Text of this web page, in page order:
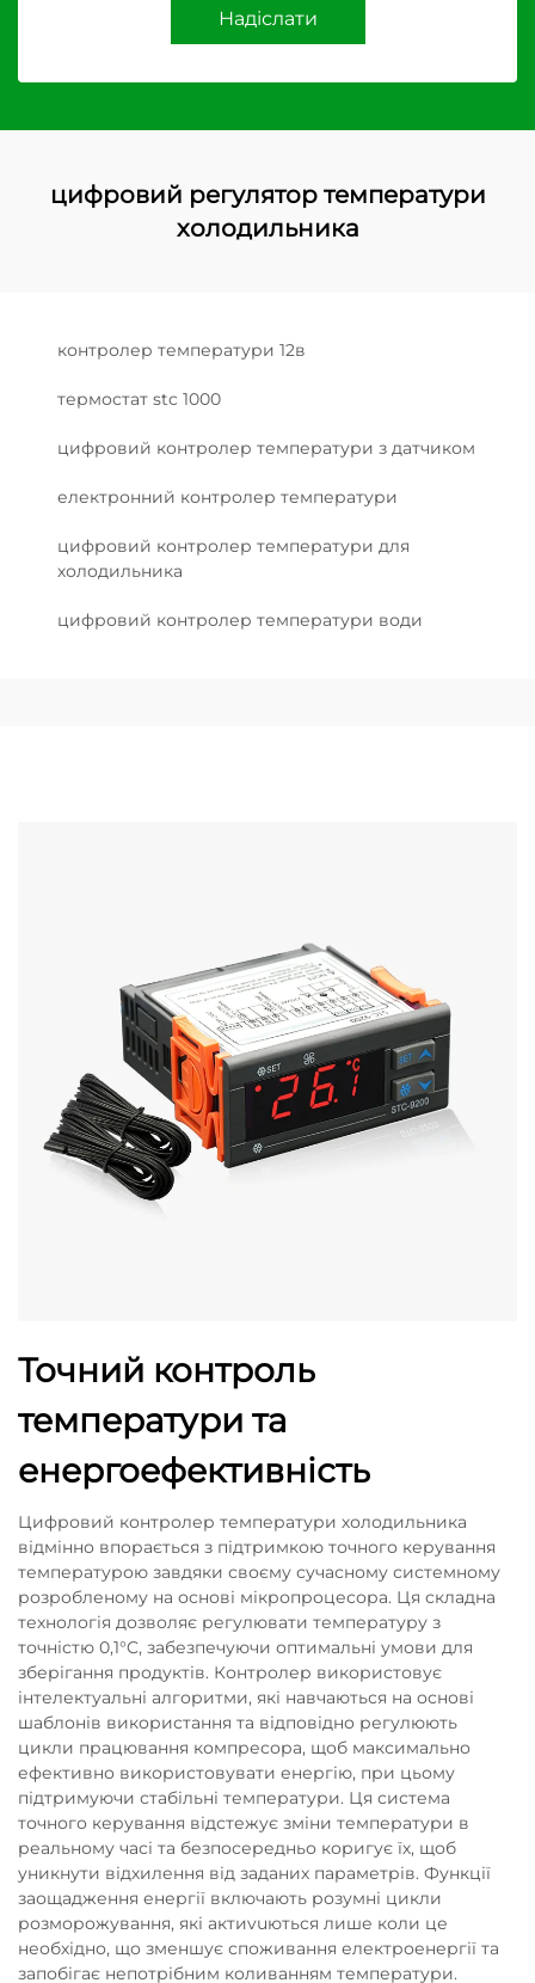
Надіслати
цифровий регулятор температури
холодильника
контролер температури 12в
термостат stc 1000
цифровий контролер температури з датчиком
електронний контролер температури
цифровий контролер температури для
холодильника
цифровий контролер температури води
Точний контроль
температури та
енергоефективність
Цифровий контролер температури холодильника
відмінно впорається з підтримкою точного керування
температурою завдяки своєму сучасному системному
розробленому на основі мікропроцесора. Ця складна
технологія дозволяє регулювати температуру з
точністю 0,1°C, забезпечуючи оптимальні умови для
зберігання продуктів. Контролер використовує
інтелектуальні алгоритми, які навчаються на основі
шаблонів використання та відповідно регулюють
цикли працювання компресора, щоб максимально
ефективно використовувати енергію, при цьому
підтримуючи стабільні температури. Ця система
точного керування відстежує зміни температури в
реальному часі та безпосередньо коригує їх, щоб
уникнути відхилення від заданих параметрів. Функції
заощадження енергії включають розумні цикли
розморожування, які актиvuються лише коли це
необхідно, що зменшує споживання електроенергії та
запобігає непотрібним коливанням температури.